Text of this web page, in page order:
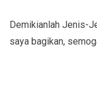
Demikianlah Jenis-
saya bagikan,